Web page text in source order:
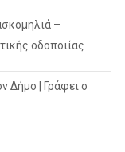
–
οδοποιίας
Δήμο | Γράφει ο